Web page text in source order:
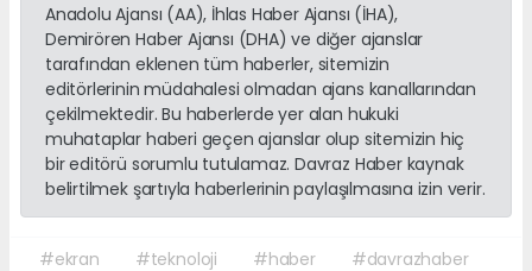
Anadolu Ajansı (AA), İhlas Haber Ajansı (İHA),
Demirören Haber Ajansı (DHA) ve diğer ajanslar
tarafından eklenen tüm haberler, sitemizin
editörlerinin müdahalesi olmadan ajans kanallarından
çekilmektedir. Bu haberlerde yer alan hukuki
muhataplar haberi geçen ajanslar olup sitemizin hiç
bir editörü sorumlu tutulamaz. Davraz Haber kaynak
belirtilmek şartıyla haberlerinin paylaşılmasına izin verir.
#ekran #teknoloji #haber
#davrazhaber